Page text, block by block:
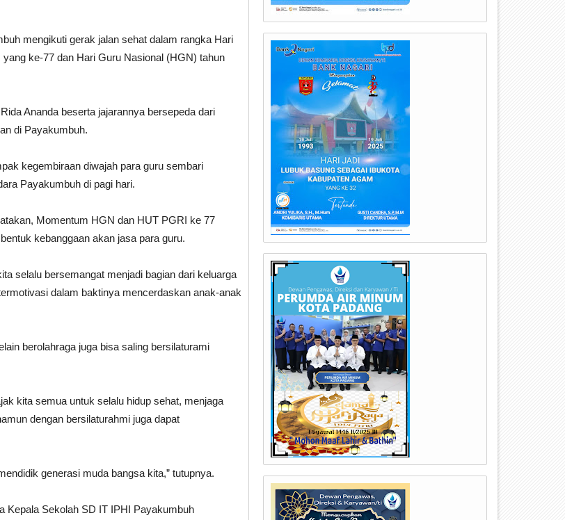
mengikuti gerak jalan sehat dalam rangka Hari
ke-77 dan Hari Guru Nasional (HGN) tahun
Ananda beserta jajarannya bersepeda dari
di Payakumbuh.
kegembiraan diwajah para guru sembari
Payakumbuh di pagi hari.
Momentum HGN dan HUT PGRI ke 77
kebanggaan akan jasa para guru.
selalu bersemangat menjadi bagian dari keluarga
dalam baktinya mencerdaskan anak-anak
berolahraga juga bisa saling bersilaturami
kita semua untuk selalu hidup sehat, menjaga
dengan bersilaturahmi juga dapat
generasi muda bangsa kita,” tutupnya.
Kepala Sekolah SD IT IPHI Payakumbuh